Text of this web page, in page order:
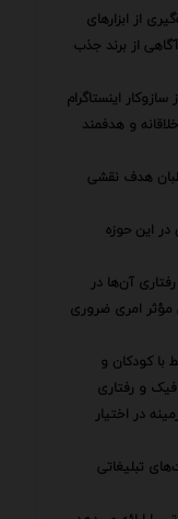
از ابزارهای
از برند جذب
اینستاگرام
و هدفمند
هدف نقشی
در این حوزه
آن‌ها در
مؤثر امری ضروری
با کودکان و
و رفتاری
در اختیار
تبلیغاتی